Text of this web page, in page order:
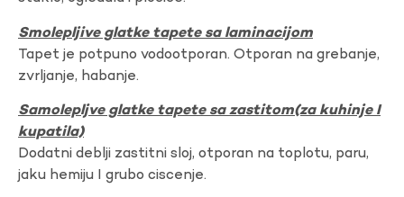
Smolepljive glatke tapete sa laminacijom
Tapet je potpuno vodootporan. Otporan na grebanje,
zvrljanje, habanje.
Samolepljve glatke tapete sa zastitom(za kuhinje I
kupatila)
Dodatni deblji zastitni sloj, otporan na toplotu, paru,
jaku hemiju I grubo ciscenje.